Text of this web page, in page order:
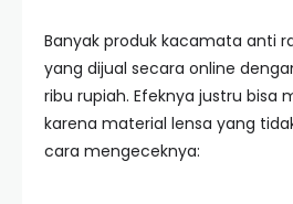
Banyak produk kacamata anti
yang dijual secara online
ribu rupiah. Efeknya justru bisa
karena material lensa yang
cara mengeceknya: